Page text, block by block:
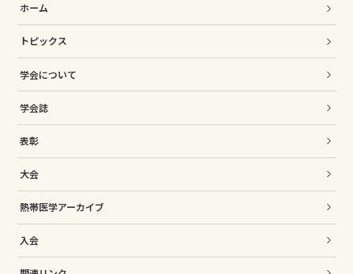
ホーム
トピックス
学会について
学会誌
表彰
大会
熱帯医学アーカイブ
入会